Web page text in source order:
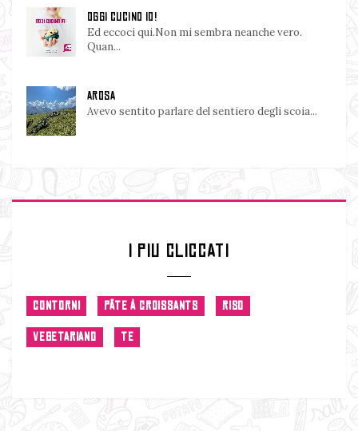
OGGI CUCINO IO!
Ed eccoci qui.Non mi sembra neanche vero.
Quan...
AROSA
Avevo sentito parlare del sentiero degli scoia...
I PIU CLICCATI
CONTORNI PÂTE À CROISSANTS RISO
VEGETARIANO TE